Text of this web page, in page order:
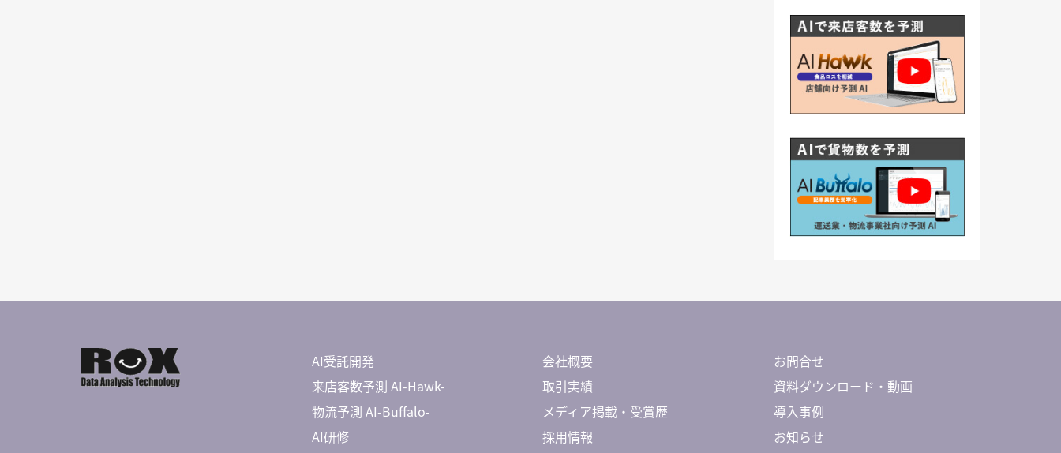
AI受託開発
来店客数予測 AI-Hawk-
物流予測 AI-Buffalo-
AI研修
会社概要
取引実績
メディア掲載・受賞歴
採用情報
お問合せ
資料ダウンロード・動画
導入事例
お知らせ